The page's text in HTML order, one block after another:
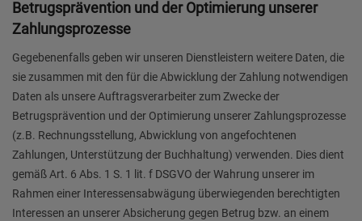
Betrugsprävention und der Optimierung unserer
Zahlungsprozesse
Gegebenenfalls geben wir unseren Dienstleistern weitere Daten, die
sie zusammen mit den für die Abwicklung der Zahlung notwendigen
Daten als unsere Auftragsverarbeiter zum Zwecke der
Betrugsprävention und der Optimierung unserer Zahlungsprozesse
(z.B. Rechnungsstellung, Abwicklung von angefochtenen
Zahlungen, Unterstützung der Buchhaltung) verwenden. Dies dient
gemäß Art. 6 Abs. 1 S. 1 lit. f DSGVO der Wahrung unserer im
Rahmen einer Interessensabwägung überwiegenden berechtigten
Interessen an unserer Absicherung gegen Betrug bzw. an einem